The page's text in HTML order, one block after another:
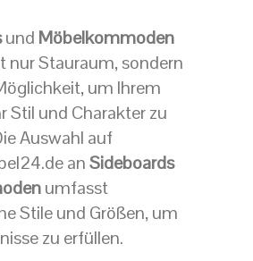
und Möbelkommoden
nur Stauraum, sondern
um Ihrem
Stil und Charakter zu
Auswahl auf
anSideboards
umfasst
Stile und Größen, um
zu erfüllen.